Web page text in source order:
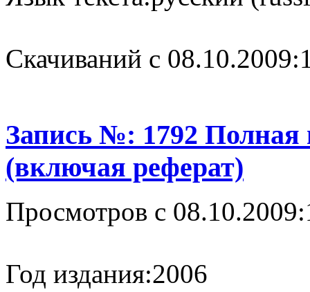
Cкачиваний с 08.10.2009:
Запись №: 1792 Полная
(включая реферат)
Просмотров с 08.10.2009:
Год издания:2006